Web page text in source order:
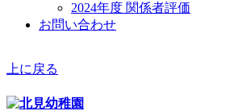
2024年度 関係者評価
お問い合わせ
上に戻る